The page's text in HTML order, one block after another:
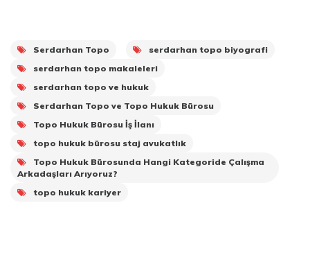
Serdarhan Topo
serdarhan topo biyografi
serdarhan topo makaleleri
serdarhan topo ve hukuk
Serdarhan Topo ve Topo Hukuk Bürosu
Topo Hukuk Bürosu İş İlanı
topo hukuk bürosu staj avukatlık
Topo Hukuk Bürosunda Hangi Kategoride Çalışma
Arkadaşları Arıyoruz?
topo hukuk kariyer